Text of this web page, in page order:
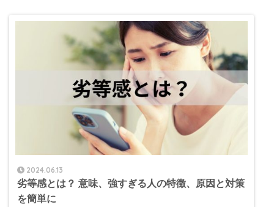
2024.06.13
劣等感とは？ 意味、強すぎる人の特徴、原因と対策
を簡単に